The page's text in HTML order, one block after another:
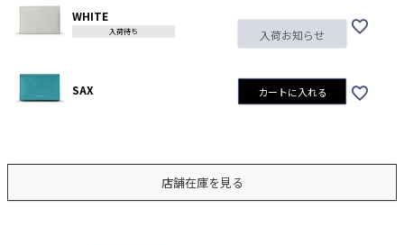
WHITE
入荷待ち 入荷お知らせ
SAX カートに入れる
店舗在庫を見る